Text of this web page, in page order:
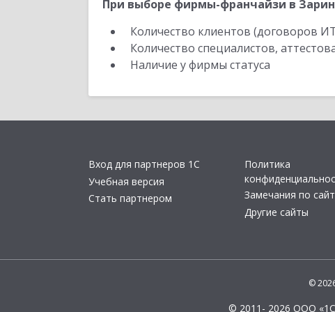
При выборе фирмы-франчайзи в
Количество клиентов (договоров
Количество специалистов,
Наличие у фирмы статуса
Вход для партнеров 1С
Учебная версия
Стать партнером
Политика
Замечания по
Другие сайты
©
© 2011- 2026 ООО